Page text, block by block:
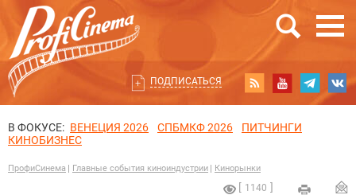
ПОДПИСАТЬСЯ
В ФОКУСЕ: ВЕНЕЦИЯ 2026 СПБМКФ 2026
ПИТЧИНГИ
КИНОБИЗНЕС
ПрофиСинема Главные события киноиндустрии Кинорынки
1140